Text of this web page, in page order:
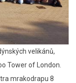
velikánů,
Tower of London.
mrakodrapu 8